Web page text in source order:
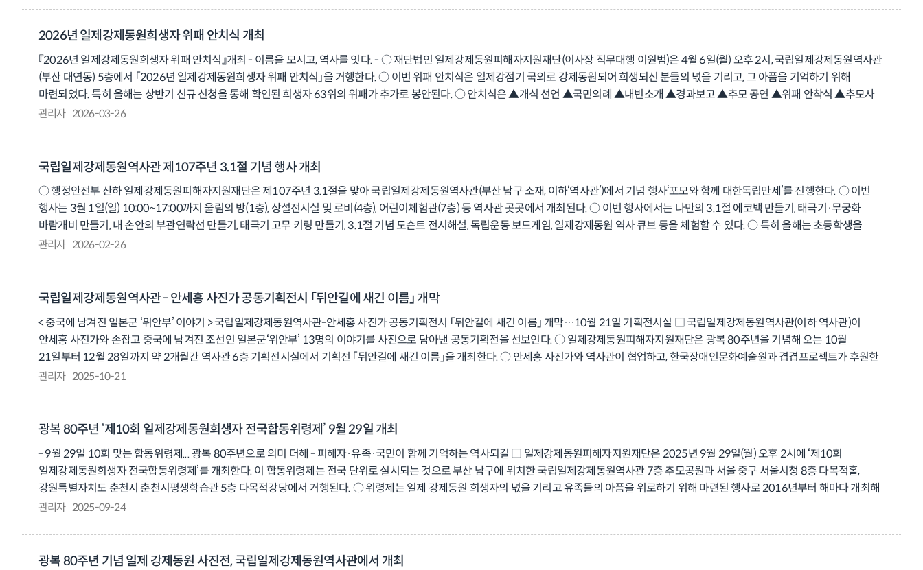
2026년 일제강제동원희생자 위패 안치식 개최
『2026년 일제강제동원희생자 위패 안치식』개최 - 이름을 모시고, 역사를 잇다. - ○ 재단법인 일제강제동원피해자지원재단(이사장 직무대행 이원범)은 4월 6일(월) 오후 2시, 국립일제강제동원역사관
(부산 대연동) 5층에서 「2026년 일제강제동원희생자 위패 안치식」을 거행한다. ○ 이번 위패 안치식은 일제강점기 국외로 강제동원되어 희생되신 분들의 넋을 기리고, 그 아픔을 기억하기 위해
마련되었다. 특히 올해는 상반기 신규 신청을 통해 확인된 희생자 63위의 위패가 추가로 봉안된다. ○ 안치식은 ▲개식 선언 ▲국민의례 ▲내빈소개 ▲경과보고 ▲추모 공연 ▲위패 안착식 ▲추모사
▲폐회식 순으로 진행된다. ○ 추모공연은 전통 살풀이 공연으로 구성하여 희생자들의 넋을 위로하고 유족들의 마음을 함께 어루만질 예정이다. ○ 위패관은 강제동원 희생자 한 분 한 분의 이름을
개방되어 누구나 참배할 수 있다. ○ 이번 위패 안치식과 관련한 내용은 재단 홈페이지(www.fomo.or.kr) 및 SNS*를 통해 확인할 수 있다. * [재단 SNS 현황] ·유튜브:
https://www.threads.net/@fomo_foundation ·X(舊 트위터): https://x.com/fomoilje
관리자 2026-03-26
국립일제강제동원역사관 제107주년 3.1절 기념 행사 개최
○ 행정안전부 산하 일제강제동원피해자지원재단은 제107주년 3.1절을 맞아 국립일제강제동원역사관(부산 남구 소재, 이하‘역사관’)에서 기념 행사‘포모와 함께 대한독립만세’를 진행한다. ○ 이번
행사는 3월 1일(일) 10:00~17:00까지 울림의 방(1층), 상설전시실 및 로비(4층), 어린이체험관(7층) 등 역사관 곳곳에서 개최된다. ○ 이번 행사에서는 나만의 3.1절 에코백 만들기, 태극기·무궁화
바람개비 만들기, 내 손안의 부관연락선 만들기, 태극기 고무 키링 만들기, 3.1절 기념 도슨트 전시해설, 독립운동 보드게임, 일제강제동원 역사 큐브 등을 체험할 수 있다. ○ 특히 올해는 초등학생을
대상으로‘학예사와 함께 하는 역사관 탐험대’프로그램을 운영하여, 일제강제동원을 보다 쉽게 이해하고, 역사의식을 함양할 수 있도록 전시해설 프로그램을 강화하였다. ○ 행사는 당일 현장 접수
관리자 2026-02-26
국립일제강제동원역사관 - 안세홍 사진가 공동기획전시 「뒤안길에 새긴 이름」 개막
< 중국에 남겨진 일본군 ‘위안부’ 이야기 > 국립일제강제동원역사관-안세홍 사진가 공동기획전시 「뒤안길에 새긴 이름」 개막…10월 21일 기획전시실 □ 국립일제강제동원역사관(이하 역사관)이
안세홍 사진가와 손잡고 중국에 남겨진 조선인 일본군‘위안부’ 13명의 이야기를 사진으로 담아낸 공동기획전을 선보인다. ○ 일제강제동원피해자지원재단은 광복 80주년을 기념해 오는 10월
21일부터 12월 28일까지 약 2개월간 역사관 6층 기획전시실에서 기획전 「뒤안길에 새긴 이름」을 개최한다. ○ 안세홍 사진가와 역사관이 협업하고, 한국장애인문화예술원과 겹겹프로젝트가 후원한
이번 전시에서는 사진 약 80점과 영상 2편, 유품과 기록물 다수가 전시된다. □ 안세홍 사진가는 1996년부터 아시아 각지의 일본군‘위안부’ 피해자를 기록해온 다큐멘터리 사진가이다. ○ 그의 사진은
취재했다. ○ 이번 전시는 그동안 공개되지 않았던 미발표작과 기록물을 중심으로 구성됐다. □ 관람객이 작가와 직접 소통하는 부대 프로그램도 마련된다. ○ ‘아티스트 토크 & 도슨트 투어’는 안세홍
사진가는 “이번 전시는 낯선 중국 땅에서 고향을 그리며 살아야 했던 여성들의 일상과 기억, 그들이 남긴 사진과 유품, 잊히지 않은 목소리를 통해 전쟁 이후에도 계속된 고통과 생존의 시간을
조명했다”라고 말했다. ○ 이번 기획전은 누구나 무료로 관람할 수 있으며, 부대 프로그램도 사전 예약을 통해 무료 참여 가능하다. ○ 부대 프로그램 일정 안내 및 참가신청 방법은 전시 개막 후 역사관
홈페이지(www.fomo.or.kr/museum/kor)를 통해 별도 공지할 예정이다. ○ 관람문의: 051-629-8600 (매주 월요일 휴관)
관리자 2025-10-21
광복 80주년 ‘제10회 일제강제동원희생자 전국합동위령제’ 9월 29일 개최
- 9월 29일 10회 맞는 합동위령제... 광복 80주년으로 의미 더해 - 피해자·유족·국민이 함께 기억하는 역사되길 □ 일제강제동원피해자지원재단은 2025년 9월 29일(월) 오후 2시에 ‘제10회
일제강제동원희생자 전국합동위령제’를 개최한다. 이 합동위령제는 전국 단위로 실시되는 것으로 부산 남구에 위치한 국립일제강제동원역사관 7층 추모공원과 서울 중구 서울시청 8층 다목적홀,
강원특별자치도 춘천시 춘천시평생학습관 5층 다목적강당에서 거행된다. ○ 위령제는 일제 강제동원 희생자의 넋을 기리고 유족들의 아픔을 위로하기 위해 마련된 행사로 2016년부터 해마다 개최해
온 대규모 추모 행사이다. 특히 올해는 광복 80주년과 함께 10회째 위령제를 개최하게 되어 그 의미를 더하게 되었다. ○ 재단은 고령이신 유족들의 안전과 이동 편의를 고려하고, 더 많은 사람들의
2시에 시작해 국민의례, 내빈 소개, 주제영상 상영, 광복 80주년 기념 글짓기대회 수상작 낭독, 추모공연, 추모사(유족, 행정안전부, 재단), 헌화와 분향 등으로 이어지며 추모사에는 당시 강제로 동원되어
관리자 2025-09-24
광복 80주년 기념 일제 강제동원 사진전, 국립일제강제동원역사관에서 개최